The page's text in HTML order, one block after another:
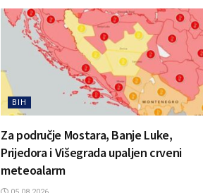
BIH
Za područje Mostara, Banje Luke,
Prijedora i Višegrada upaljen crveni
meteoalarm